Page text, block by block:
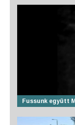
Fussunk együtt